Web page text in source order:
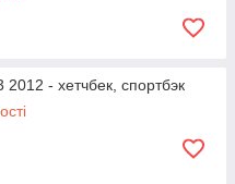
- хетчбек, спортбэк